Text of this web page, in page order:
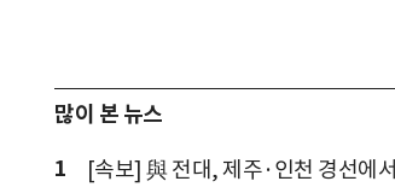
많이 본 뉴스
1
[속보] 與 전대, 제주·인천 경선에서